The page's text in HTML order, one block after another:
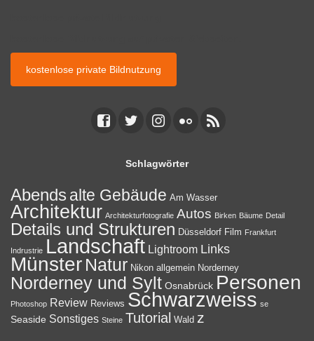
kostenlose private Bildnutzung
Schlagwörter
Abends alte Gebäude Am Wasser
Architektur Architekturfotografie Autos Birken Bäume Detail
Details und Strukturen Düsseldorf Film Frankfurt
Indrustrie Landschaft Lightroom Links
Münster Natur Nikon allgemein Norderney
Norderney und Sylt Osnabrück Personen
Photoshop Review Reviews Schwarzweiss se
Seaside Sonstiges Steine Tutorial Wald z